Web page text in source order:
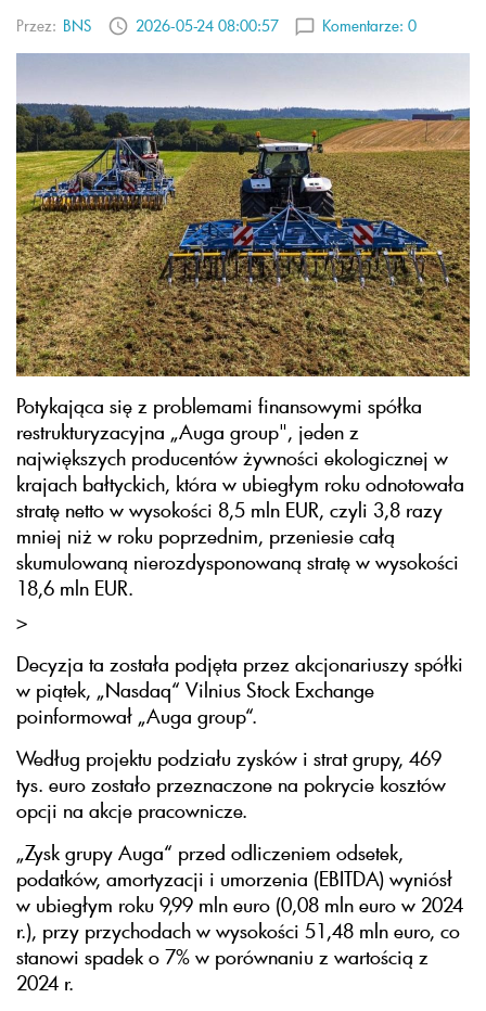
Przez: BNS 2026-05-24 08:00:57 Komentarze: 0
Potykająca się z problemami finansowymi spółka
restrukturyzacyjna „Auga group", jeden z
największych producentów żywności ekologicznej w
krajach bałtyckich, która w ubiegłym roku odnotowała
stratę netto w wysokości 8,5 mln EUR, czyli 3,8 razy
mniej niż w roku poprzednim, przeniesie całą
skumulowaną nierozdysponowaną stratę w wysokości
18,6 mln EUR.
>
Decyzja ta została podjęta przez akcjonariuszy spółki
w piątek, „Nasdaq“ Vilnius Stock Exchange
poinformował „Auga group“.
Według projektu podziału zysków i strat grupy, 469
tys. euro zostało przeznaczone na pokrycie kosztów
opcji na akcje pracownicze.
„Zysk grupy Auga“ przed odliczeniem odsetek,
podatków, amortyzacji i umorzenia (EBITDA) wyniósł
w ubiegłym roku 9,99 mln euro (0,08 mln euro w 2024
r.), przy przychodach w wysokości 51,48 mln euro, co
stanowi spadek o 7% w porównaniu z wartością z
2024 r.